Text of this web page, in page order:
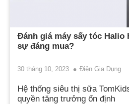
Đánh giá máy sấy tóc Halio
sự đáng mua?
30 tháng 10, 2023 Điện Gia Dụng
Hệ thống siêu thị sữa
quyền tăng trưởng ổn định